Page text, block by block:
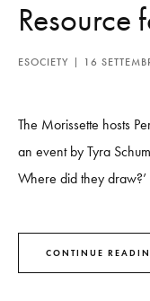
Resource
ESOCIETY 16
The Morissette hosts
an event by Tyra
Where did they
CONTINUE